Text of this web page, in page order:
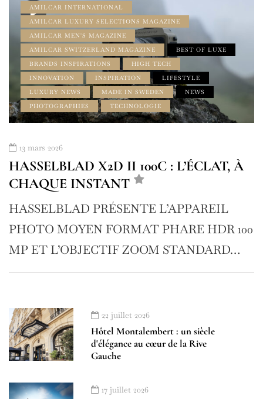
AMILCAR INTERNATIONAL
AMILCAR LUXURY SELECTIONS MAGAZINE
AMILCAR MEN'S MAGAZINE
AMILCAR SWITZERLAND MAGAZINE
BEST OF LUXE
BRANDS INSPIRATIONS
HIGH TECH
INNOVATION
INSPIRATION
LIFESTYLE
LUXURY NEWS
MADE IN SWEDEN
NEWS
PHOTOGRAPHIES
TECHNOLOGIE
13 mars 2026
HASSELBLAD X2D II 100C : L’ÉCLAT, À
CHAQUE INSTANT
HASSELBLAD PRÉSENTE L’APPAREIL
PHOTO MOYEN FORMAT PHARE HDR 100
MP ET L’OBJECTIF ZOOM STANDARD…
22 juillet 2026
Hôtel Montalembert : un siècle
d'élégance au cœur de la Rive
Gauche
17 juillet 2026